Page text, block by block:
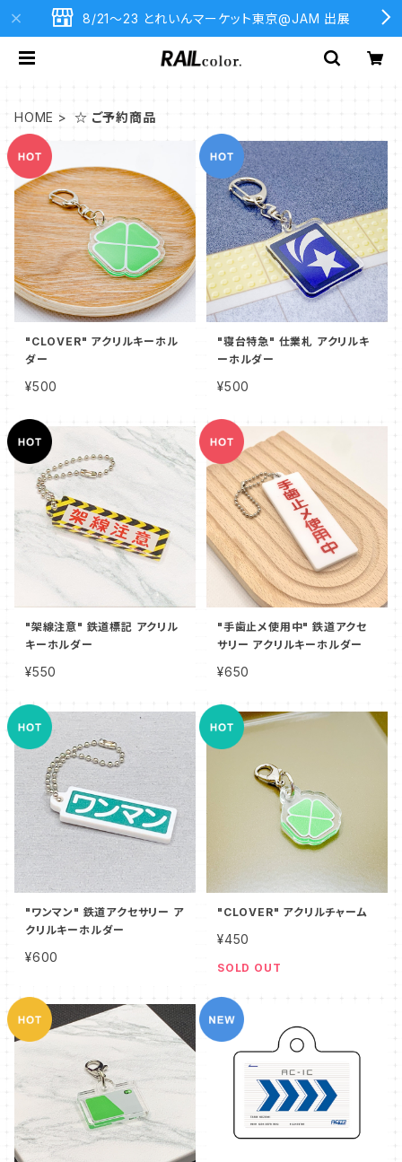
8/21〜23 とれいんマーケット東京@JAM 出展
HOME ☆ ご予約商品
"CLOVER" アクリルキーホル
ダー
¥500
"寝台特急" 仕業札 アクリルキ
ーホルダー
¥500
"架線注意" 鉄道標記 アクリル
キーホルダー
¥550
"手歯止メ使用中" 鉄道アクセ
サリー アクリルキーホルダー
¥650
"ワンマン" 鉄道アクセサリー ア
クリルキーホルダー
¥600
"CLOVER" アクリルチャーム
¥450
SOLD OUT